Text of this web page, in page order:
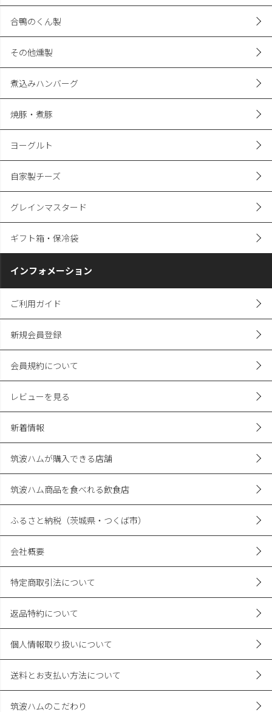
合鴨のくん製
その他燻製
煮込みハンバーグ
焼豚・煮豚
ヨーグルト
自家製チーズ
グレインマスタード
ギフト箱・保冷袋
インフォメーション
ご利用ガイド
新規会員登録
会員規約について
レビューを見る
新着情報
筑波ハムが購入できる店舗
筑波ハム商品を食べれる飲食店
ふるさと納税（茨城県・つくば市）
会社概要
特定商取引法について
返品特約について
個人情報取り扱いについて
送料とお支払い方法について
筑波ハムのこだわり